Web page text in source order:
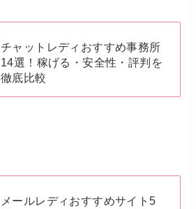
チャットレディおすすめ事務所
14選！稼げる・安全性・評判を
徹底比較
メールレディおすすめサイト5